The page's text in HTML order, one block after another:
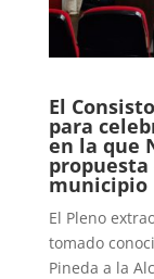
El
para
en la que
propuesta
municipio
El Pleno
tomado
Pineda a la